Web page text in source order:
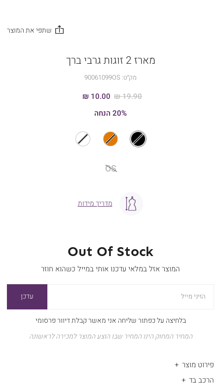
מארז 2 זוגות גרבי ברך
מק״ט: 90061099OS
10.00 ₪
19.90 ₪
20% הנחה
מידה
OS
OS
מדריך מידות
Out Of Stock
המוצר אזל במלאי עדכנו אותי במייל כשהוא חוזר
הזיני מייל
בלחיצה על כפתור שליחה אני מאשר קבלת דיוור פרסומי
עדכן
המחיר המחוק הינו המחיר שבו הוצע המוצר למכירה לראשונה
פירוט מוצר
הרכב בד